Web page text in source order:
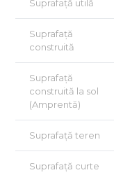
Suprafață utilă
Suprafață
construită
Suprafață
construită la sol
(Amprentă)
Suprafață teren
Suprafață curte